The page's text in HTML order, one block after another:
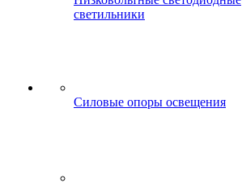
светильники
Силовые опоры освещения